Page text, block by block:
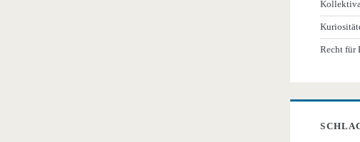
Recht für